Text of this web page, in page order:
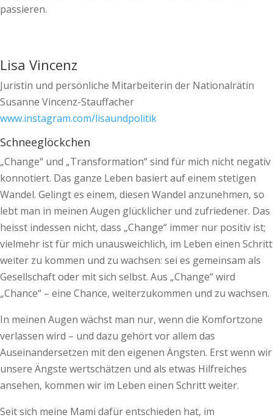
passieren.
Lisa Vincenz
Juristin und persönliche Mitarbeiterin der Nationalrätin
Susanne Vincenz-Stauffacher
www.instagram.com/lisaundpolitik
Schneeglöckchen
„Change“ und „Transformation“ sind für mich nicht negativ
konnotiert. Das ganze Leben basiert auf einem stetigen
Wandel. Gelingt es einem, diesen Wandel anzunehmen, so
lebt man in meinen Augen glücklicher und zufriedener. Das
heisst indessen nicht, dass „Change“ immer nur positiv ist;
vielmehr ist für mich unausweichlich, im Leben einen Schritt
weiter zu kommen und zu wachsen: sei es gemeinsam als
Gesellschaft oder mit sich selbst. Aus „Change“ wird
„Chance“ – eine Chance, weiterzukommen und zu wachsen.
In meinen Augen wächst man nur, wenn die Komfortzone
verlassen wird – und dazu gehört vor allem das
Auseinandersetzen mit den eigenen Ängsten. Erst wenn wir
unsere Ängste wertschätzen und als etwas Hilfreiches
ansehen, kommen wir im Leben einen Schritt weiter.
Seit sich meine Mami dafür entschieden hat, im